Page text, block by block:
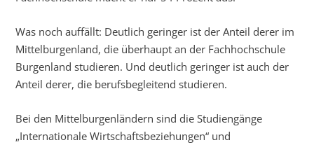
Was noch auffällt: Deutlich geringer ist der Anteil derer im
Mittelburgenland, die überhaupt an der Fachhochschule
Burgenland studieren. Und deutlich geringer ist auch der
Anteil derer, die berufsbegleitend studieren.
Bei den Mittelburgenländern sind die Studiengänge
„Internationale Wirtschaftsbeziehungen“ und